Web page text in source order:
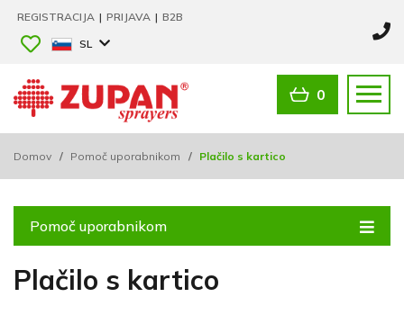
REGISTRACIJA | PRIJAVA | B2B
SL
0
Domov / Pomoč uporabnikom / Plačilo s kartico
Pomoč uporabnikom
Plačilo s kartico